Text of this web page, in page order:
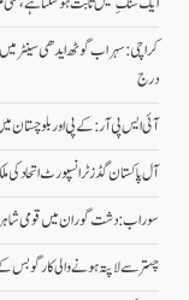
درج
آئی ایس پی آر: کے پی اور بلوچستان میں فورسز کی کارروائیاں، 10
آل پاکستان گڈز ٹرانسپورٹ اتحاد
سوراب: دشت گوران میں قومی
چہتر سے لاپتہ ہونے والی کارگو بس